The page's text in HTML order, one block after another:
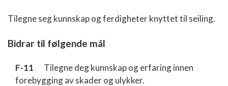
Tilegne seg kunnskap og ferdigheter knyttet til seiling.
Bidrar til følgende mål
F-11
Tilegne deg kunnskap og erfaring innen
forebygging av skader og ulykker.